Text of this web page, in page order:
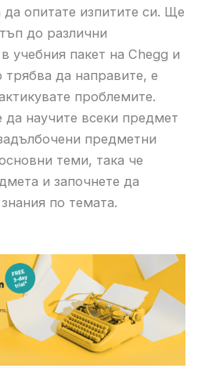
да опитате изпитите си. Ще
до различни
учебния пакет на Chegg и
трябва да направите, е
проблемите.
научите всеки предмет
предметни
теми, така че
и започнете да
по темата.